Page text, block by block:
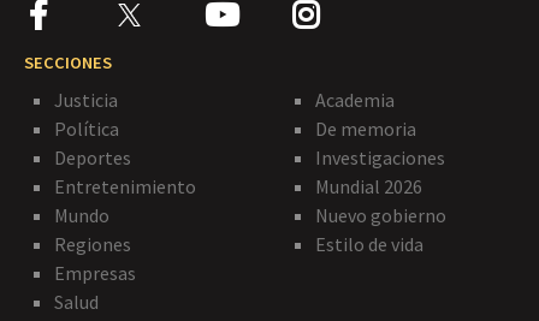
SECCIONES
Justicia
Política
Deportes
Entretenimiento
Mundo
Regiones
Empresas
Salud
Academia
De memoria
Investigaciones
Mundial 2026
Nuevo gobierno
Estilo de vida